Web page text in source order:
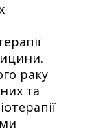
раку
та